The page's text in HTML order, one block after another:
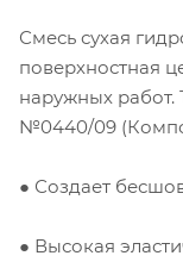
Смесь сухая
поверхностная
наружных работ.
№0440/09
● Создает
● Высокая